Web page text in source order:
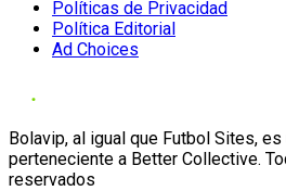
Políticas de Privacidad
Política Editorial
Ad Choices
Bolavip, al igual que Futbol Sites, es
perteneciente a Better Collective.
reservados